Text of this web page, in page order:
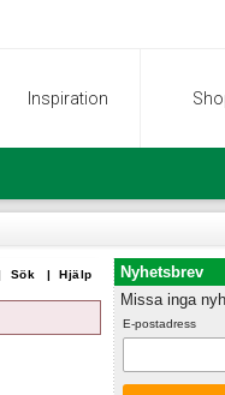
Inspiration
Hjälp
Sök |
Nyhetsbrev
Missa inga
E-postadress